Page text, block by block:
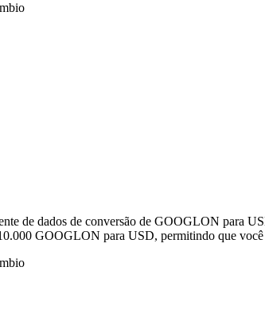
de dados de conversão de GOOGLON para
GOOGLON para USD, permitindo que você